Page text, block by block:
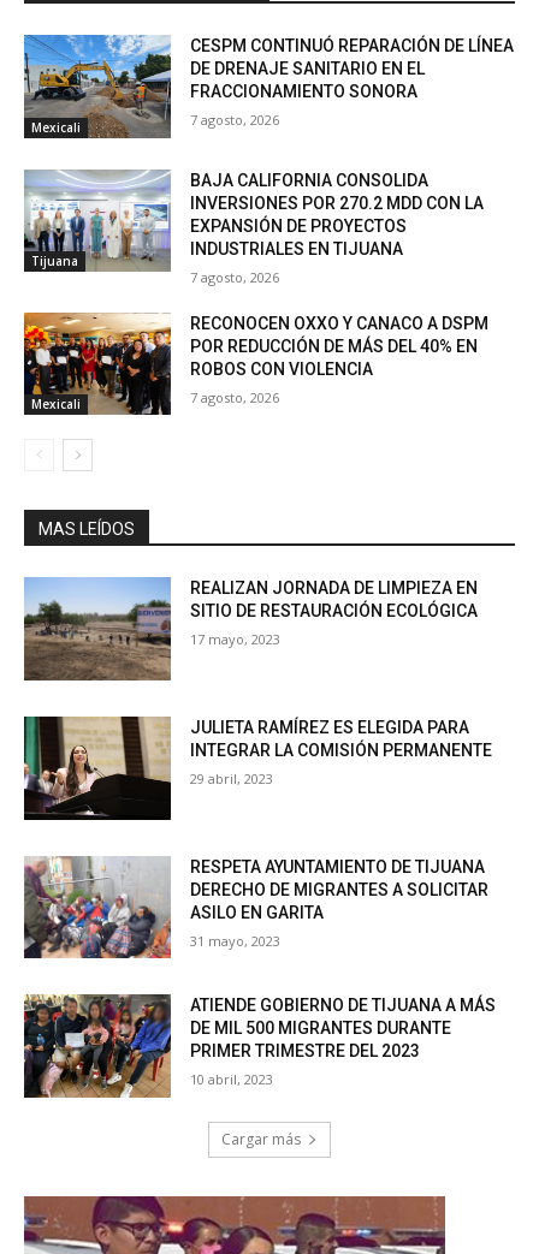
Mexicali
CESPM CONTINUÓ REPARACIÓN DE LÍNEA
DE DRENAJE SANITARIO EN EL
FRACCIONAMIENTO SONORA
7 agosto, 2026
Tijuana
BAJA CALIFORNIA CONSOLIDA
INVERSIONES POR 270.2 MDD CON LA
EXPANSIÓN DE PROYECTOS
INDUSTRIALES EN TIJUANA
7 agosto, 2026
Mexicali
RECONOCEN OXXO Y CANACO A DSPM
POR REDUCCIÓN DE MÁS DEL 40% EN
ROBOS CON VIOLENCIA
7 agosto, 2026
MAS LEÍDOS
REALIZAN JORNADA DE LIMPIEZA EN
SITIO DE RESTAURACIÓN ECOLÓGICA
17 mayo, 2023
JULIETA RAMÍREZ ES ELEGIDA PARA
INTEGRAR LA COMISIÓN PERMANENTE
29 abril, 2023
RESPETA AYUNTAMIENTO DE TIJUANA
DERECHO DE MIGRANTES A SOLICITAR
ASILO EN GARITA
31 mayo, 2023
ATIENDE GOBIERNO DE TIJUANA A MÁS
DE MIL 500 MIGRANTES DURANTE
PRIMER TRIMESTRE DEL 2023
10 abril, 2023
Cargar más